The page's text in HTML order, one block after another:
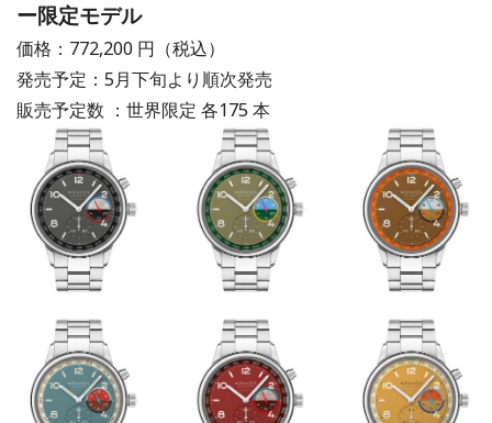
ー限定モデル
価格：772,200 円（税込）
発売予定：5月下旬より順次発売
販売予定数 ：世界限定 各175 本